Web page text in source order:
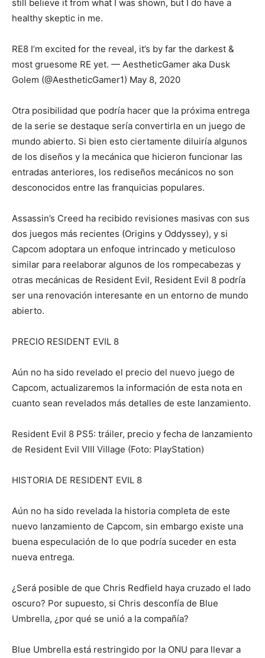
still believe it from what I was shown, but I do have a
healthy skeptic in me.
RE8 I’m excited for the reveal, it’s by far the darkest &
most gruesome RE yet. — AestheticGamer aka Dusk
Golem (@AestheticGamer1) May 8, 2020
Otra posibilidad que podría hacer que la próxima entrega
de la serie se destaque sería convertirla en un juego de
mundo abierto. Si bien esto ciertamente diluiría algunos
de los diseños y la mecánica que hicieron funcionar las
entradas anteriores, los rediseños mecánicos no son
desconocidos entre las franquicias populares.
Assassin’s Creed ha recibido revisiones masivas con sus
dos juegos más recientes (Origins y Oddyssey), y si
Capcom adoptara un enfoque intrincado y meticuloso
similar para reelaborar algunos de los rompecabezas y
otras mecánicas de Resident Evil, Resident Evil 8 podría
ser una renovación interesante en un entorno de mundo
abierto.
PRECIO RESIDENT EVIL 8
Aún no ha sido revelado el precio del nuevo juego de
Capcom, actualizaremos la información de esta nota en
cuanto sean revelados más detalles de este lanzamiento.
Resident Evil 8 PS5: tráiler, precio y fecha de lanzamiento
de Resident Evil VIII Village (Foto: PlayStation)
HISTORIA DE RESIDENT EVIL 8
Aún no ha sido revelada la historia completa de este
nuevo lanzamiento de Capcom, sin embargo existe una
buena especulación de lo que podría suceder en esta
nueva entrega.
¿Será posible de que Chris Redfield haya cruzado el lado
oscuro? Por supuesto, si Chris desconfía de Blue
Umbrella, ¿por qué se unió a la compañía?
Blue Umbrella está restringido por la ONU para llevar a